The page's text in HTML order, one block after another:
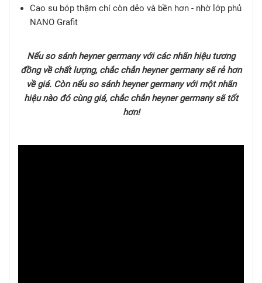
Cao su bóp thậm chí còn dẻo và bền hơn - nhờ lớp phủ
NANO Grafit
Nếu so sánh heyner germany với các nhãn hiệu tương
đồng về chất lượng, chắc chắn heyner germany sẽ rẻ hơn
về giá. Còn nếu so sánh heyner germany với một nhãn
hiệu nào đó cùng giá, chắc chắn heyner germany sẽ tốt
hơn!